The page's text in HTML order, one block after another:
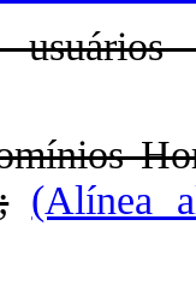
(Alínea